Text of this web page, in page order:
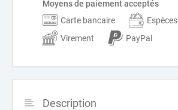
Moyens de paiement acceptés
Carte bancaire
Espèces
Virement
PayPal
Description